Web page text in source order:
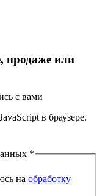
продаже или
с вами
в браузере.
*
на обработку